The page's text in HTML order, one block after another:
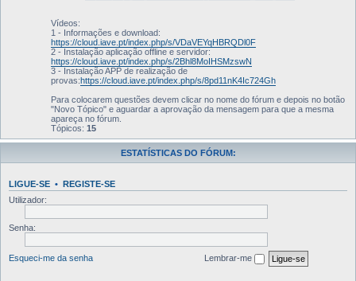
Vídeos:
1 - Informações e download:
https://cloud.iave.pt/index.php/s/VDaVEYqHBRQDl0F
2 - Instalação aplicação offline e servidor:
https://cloud.iave.pt/index.php/s/2Bhl8MoIHSMzswN
3 - Instalação APP de realização de
provas:https://cloud.iave.pt/index.php/s/8pd11nK4Ic724Gh
Para colocarem questões devem clicar no nome do fórum e depois no botão
"Novo Tópico" e aguardar a aprovação da mensagem para que a mesma
apareça no fórum.
Tópicos: 15
ESTATÍSTICAS DO FÓRUM:
LIGUE-SE • REGISTE-SE
Utilizador:
Senha:
Esqueci-me da senha Lembrar-me